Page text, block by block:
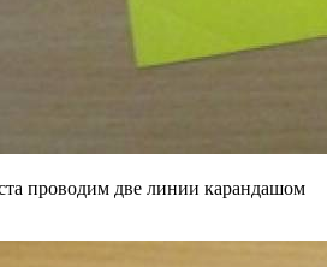
проводим две линии карандашом